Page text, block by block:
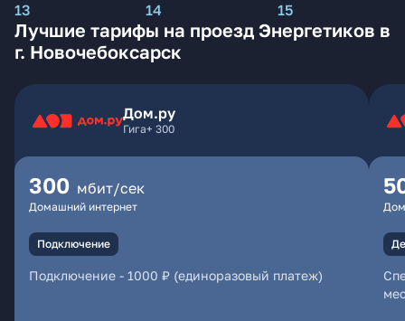
13
14 15
Лучшие тарифы на проезд Энергетиков в
г. Новочебоксарск
Дом.ру
Гига+ 300
300 мбит/сек
Домашний интернет
Подключение
Подключение - 1000 ₽ (единоразовый платеж)